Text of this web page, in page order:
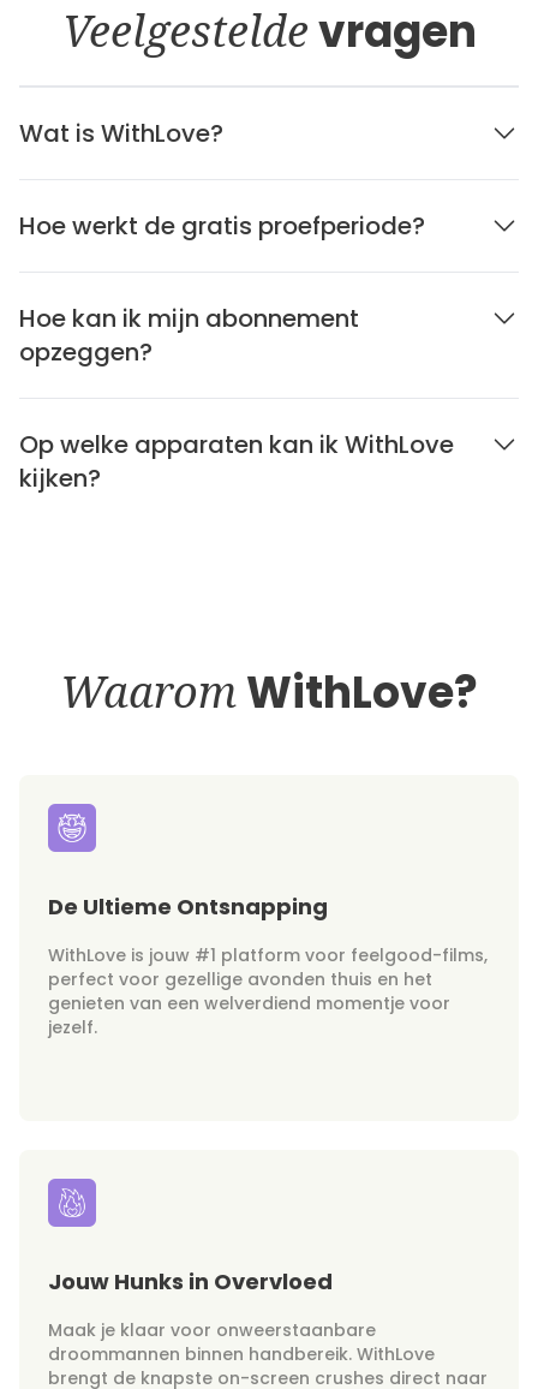
Veelgesteldevragen
Wat is WithLove?
Hoe werkt de gratis proefperiode?
Hoe kan ik mijn abonnement
opzeggen?
Op welke apparaten kan ik WithLove
kijken?
WaaromWithLove?
De Ultieme Ontsnapping
WithLove is jouw #1 platform voor feelgood-films,
perfect voor gezellige avonden thuis en het
genieten van een welverdiend momentje voor
jezelf.
Jouw Hunks in Overvloed
Maak je klaar voor onweerstaanbare
droommannen binnen handbereik. WithLove
brengt de knapste on-screen crushes direct naar